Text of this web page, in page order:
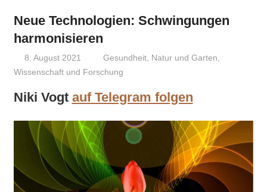
Neue Technologien: Schwingungen
harmonisieren
8. August 2021 Niki Vogt
Gesundheit, Natur und Garten,
Wissenschaft und Forschung
Niki Vogt auf Telegram folgen